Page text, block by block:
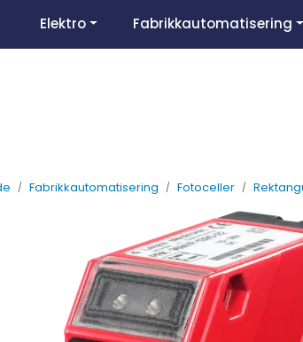
Elektro Fabrikkautomatisering
Fabrikkautomatisering Fotoceller